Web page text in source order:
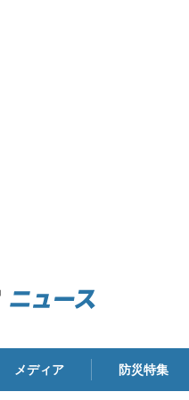
メディア 防災特集